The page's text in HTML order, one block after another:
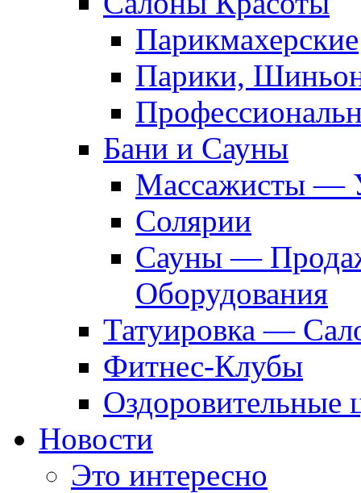
Парикмахерские
Парики,
Бани и Сауны
Массажисты —
Солярии
Сауны —
Оборудования
Татуировка —
Фитнес-Клубы
Оздоровительные
Новости
Это интересно